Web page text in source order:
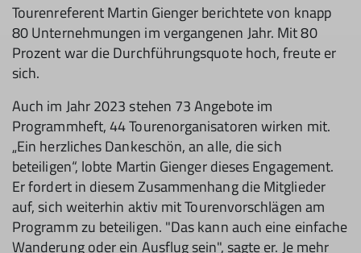
Tourenreferent Martin Gienger berichtete von knapp
80 Unternehmungen im vergangenen Jahr. Mit 80
Prozent war die Durchführungsquote hoch, freute er
sich.
Auch im Jahr 2023 stehen 73 Angebote im
Programmheft, 44 Tourenorganisatoren wirken mit.
„Ein herzliches Dankeschön, an alle, die sich
beteiligen“, lobte Martin Gienger dieses Engagement.
Er fordert in diesem Zusammenhang die Mitglieder
auf, sich weiterhin aktiv mit Tourenvorschlägen am
Programm zu beteiligen. "Das kann auch eine einfache
Wanderung oder ein Ausflug sein", sagte er. Je mehr